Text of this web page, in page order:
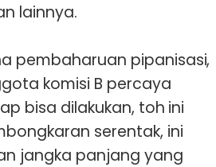
lainnya.
pembaharuan pipanisasi,
komisi B percaya
bisa dilakukan, toh ini
serentak, ini
jangka panjang yang